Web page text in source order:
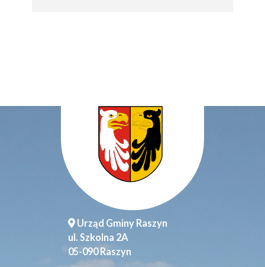
Urząd Gminy Raszyn
ul. Szkolna 2A
05-090 Raszyn